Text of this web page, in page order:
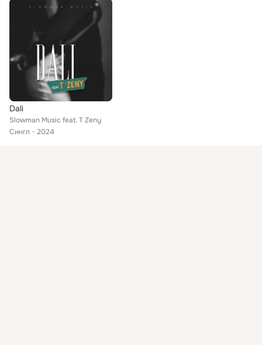
Dali
Slowman Music feat. T Zeny
Сингл
2024